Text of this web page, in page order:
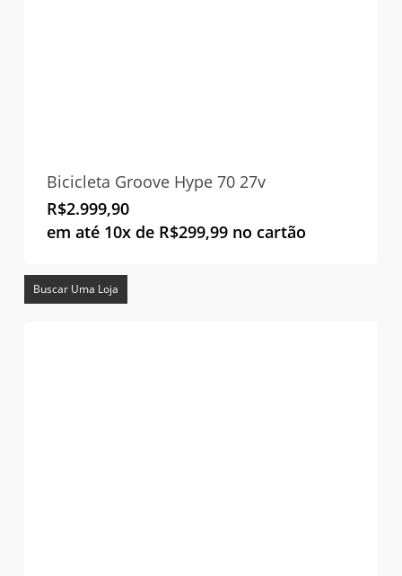
Bicicleta Groove Hype 70 27v
R$2.999,90
em até 10x de R$299,99 no cartão
Buscar Uma Loja